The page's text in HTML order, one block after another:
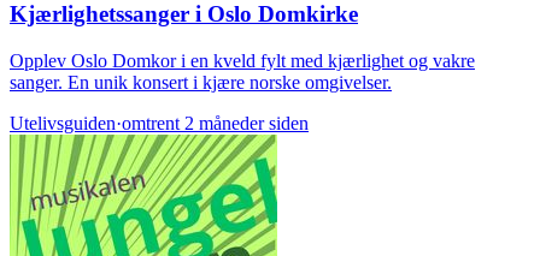
Kjærlighetssanger i Oslo Domkirke
Opplev Oslo Domkor i en kveld fylt med kjærlighet og vakre
sanger. En unik konsert i kjære norske omgivelser.
Utelivsguiden·omtrent 2 måneder siden